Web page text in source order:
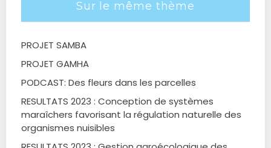
Sur le même thème
PROJET SAMBA
PROJET GAMHA
PODCAST: Des fleurs dans les parcelles
RESULTATS 2023 : Conception de systèmes
maraîchers favorisant la régulation naturelle des
organismes nuisibles